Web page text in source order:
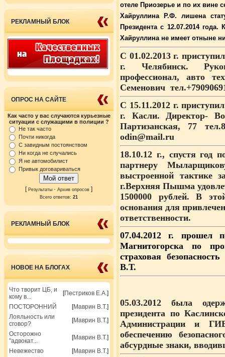
РЕКЛАМНЫЙ БЛОК
ОПРОС НА САЙТЕ
Как часто у вас случаются курьезные
ситуации с служащими в полиции ?
Не так часто
Почти никогда
С завидным постоянством
Ни когда не случались
Я не автомобилист
Привык договариваться
[ Результаты · Архив опросов ]
Всего ответов: 21
РЕКЛАМНЫЙ БЛОК
НОВОЕ НА БЛОГАХ
Что творит ЦБ, и
кому в...
[Пестриков Е.А.]
ПОСТОРОННИЙ
[Маврин В.Т.]
Лояльность или
сговор?
[Маврин В.Т.]
Осторожно
"адвокат...
[Маврин В.Т.]
Невежество
[Маврин В.Т.]
отеле Приозерье и по их вине
Хайруллина Р.Ф. лишена
Президента с 12.07.2014
Хайруллина не имеет отныне
С 01.02.2013 г.
г. Челябинск.
профессионал, авто
Семенович
С 15.11.2012 г.
г. Касли. Директор-
Партизанская, 77
odin@mail.ru
18.10.12 г., спустя год
партнеру
выстроенной тактике
г.Верхняя Пышма
1500000 рублей. В
основания для
ответственности.
07.04.2012 г. прошел
Магнитогорска по
страховая
В.Т.
05.03.2012 была
президента по
Администрации и
обеспечению
абсурдные знаки,